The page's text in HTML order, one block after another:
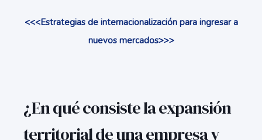
<<<Estrategias de internacionalización para ingresar a
nuevos mercados>>>
¿En qué consiste la expansión
territorial de una empresa y